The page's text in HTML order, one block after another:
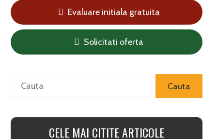
Evaluare initiala gratuita
Solicitati oferta
Caută Cauta
CELE MAI CITITE ARTICOLE